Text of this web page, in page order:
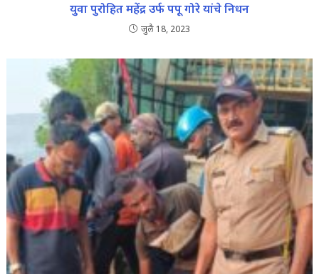
युवा पुरोहित महेंद्र उर्फ पपू गोरे यांचे निधन
जुलै 18, 2023